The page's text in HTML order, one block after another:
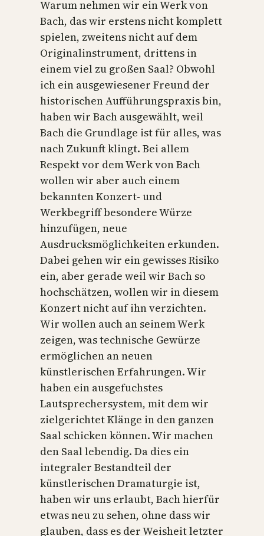
Warum nehmen wir ein Werk von
Bach, das wir erstens nicht komplett
spielen, zweitens nicht auf dem
Originalinstrument, drittens in
einem viel zu großen Saal? Obwohl
ich ein ausgewiesener Freund der
historischen Aufführungspraxis bin,
haben wir Bach ausgewählt, weil
Bach die Grundlage ist für alles, was
nach Zukunft klingt. Bei allem
Respekt vor dem Werk von Bach
wollen wir aber auch einem
bekannten Konzert- und
Werkbegriff besondere Würze
hinzufügen, neue
Ausdrucksmöglichkeiten erkunden.
Dabei gehen wir ein gewisses Risiko
ein, aber gerade weil wir Bach so
hochschätzen, wollen wir in diesem
Konzert nicht auf ihn verzichten.
Wir wollen auch an seinem Werk
zeigen, was technische Gewürze
ermöglichen an neuen
künstlerischen Erfahrungen. Wir
haben ein ausgefuchstes
Lautsprechersystem, mit dem wir
zielgerichtet Klänge in den ganzen
Saal schicken können. Wir machen
den Saal lebendig. Da dies ein
integraler Bestandteil der
künstlerischen Dramaturgie ist,
haben wir uns erlaubt, Bach hierfür
etwas neu zu sehen, ohne dass wir
glauben, dass es der Weisheit letzter